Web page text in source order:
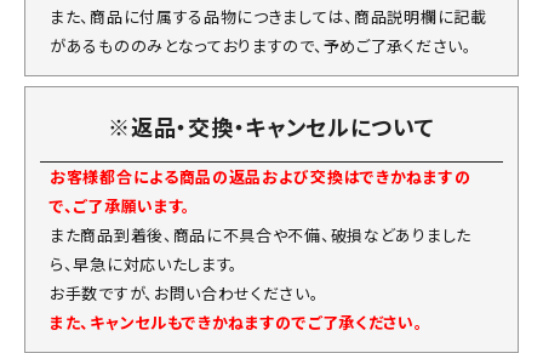
また、商品に付属する品物につきましては、商品説明欄に記載
があるもののみとなっておりますので、予めご了承ください。
※返品・交換・キャンセルについて
お客様都合による商品の返品および交換はできかねますの
で、ご了承願います。
また商品到着後、商品に不具合や不備、破損などありました
ら、早急に対応いたします。
お手数ですが、お問い合わせください。
また、キャンセルもできかねますのでご了承ください。